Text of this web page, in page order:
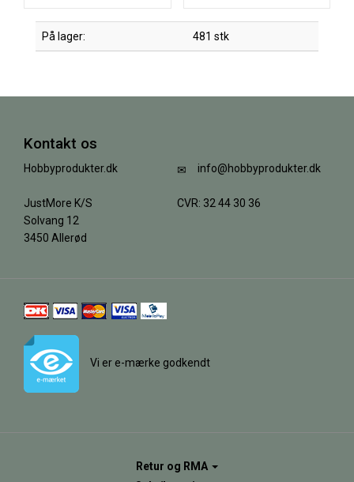
På lager: 481 stk
Kontakt os
Hobbyprodukter.dk
JustMore K/S
Solvang 12
3450 Allerød
info@hobbyprodukter.dk
CVR: 32 44 30 36
Vi er e-mærke godkendt
Retur og RMA